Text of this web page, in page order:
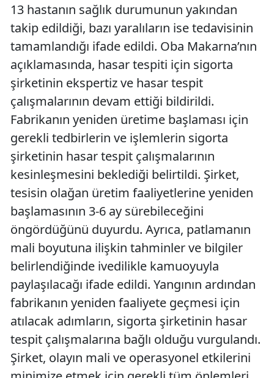
13 hastanın sağlık durumunun yakından
takip edildiği, bazı yaralıların ise tedavisinin
tamamlandığı ifade edildi. Oba Makarna’nın
açıklamasında, hasar tespiti için sigorta
şirketinin ekspertiz ve hasar tespit
çalışmalarının devam ettiği bildirildi.
Fabrikanın yeniden üretime başlaması için
gerekli tedbirlerin ve işlemlerin sigorta
şirketinin hasar tespit çalışmalarının
kesinleşmesini beklediği belirtildi. Şirket,
tesisin olağan üretim faaliyetlerine yeniden
başlamasının 3-6 ay sürebileceğini
öngördüğünü duyurdu. Ayrıca, patlamanın
mali boyutuna ilişkin tahminler ve bilgiler
belirlendiğinde ivedilikle kamuoyuyla
paylaşılacağı ifade edildi. Yangının ardından
fabrikanın yeniden faaliyete geçmesi için
atılacak adımların, sigorta şirketinin hasar
tespit çalışmalarına bağlı olduğu vurgulandı.
Şirket, olayın mali ve operasyonel etkilerini